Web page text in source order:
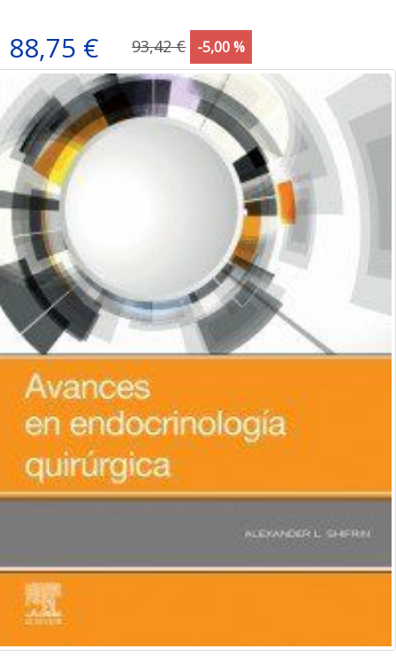
88,75 €
93,42 € -5,00 %